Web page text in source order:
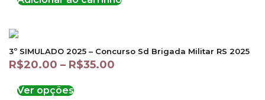
3º SIMULADO 2025 – Concurso Sd Brigada Militar RS 2025
R$20.00 – R$35.00
Ver opções